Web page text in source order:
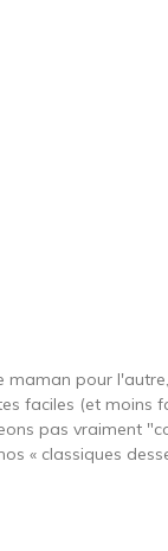
pour
faciles (et
pas vraiment
« classiques